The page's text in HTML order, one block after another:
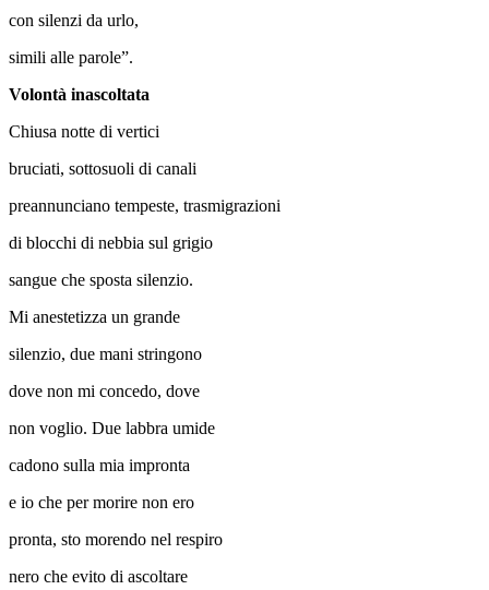
con silenzi da urlo,
simili alle parole”.
Volontà inascoltata
Chiusa notte di vertici
bruciati, sottosuoli di canali
preannunciano tempeste, trasmigrazioni
di blocchi di nebbia sul grigio
sangue che sposta silenzio.
Mi anestetizza un grande
silenzio, due mani stringono
dove non mi concedo, dove
non voglio. Due labbra umide
cadono sulla mia impronta
e io che per morire non ero
pronta, sto morendo nel respiro
nero che evito di ascoltare